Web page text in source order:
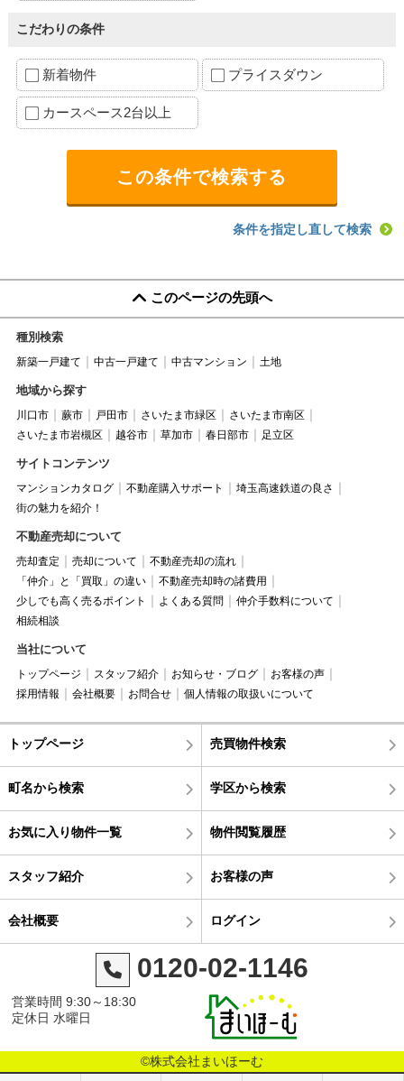
こだわりの条件
新着物件 プライスダウン
カースペース2台以上
条件を指定し直して検索
このページの先頭へ
種別検索
新築一戸建て 中古一戸建て 中古マンション 土地
地域から探す
川口市 蕨市 戸田市 さいたま市緑区
さいたま市南区
さいたま市岩槻区
越谷市 草加市 春日部市 足立区
サイトコンテンツ
マンションカタログ 不動産購入サポート
埼玉高速鉄道の良さ
街の魅力を紹介！
不動産売却について
売却査定 売却について
不動産売却の流れ
「仲介」と「買取」の違い
不動産売却時の諸費用
少しでも高く売るポイント
よくある質問
仲介手数料について
相続相談
当社について
トップページ スタッフ紹介 お知らせ・ブログ
お客様の声
採用情報
会社概要 お問合せ 個人情報の取扱いについて
トップページ 売買物件検索
町名から検索 学区から検索
お気に入り物件一覧 物件閲覧履歴
スタッフ紹介 お客様の声
会社概要 ログイン
0120-02-1146
営業時間 9:30～18:30
定休日 水曜日
©株式会社まいほーむ